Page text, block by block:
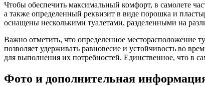
Чтобы обеспечить максимальный комфорт, в самолете
а также определенный реквизит в виде порошка и
оснащены несколькими туалетами, разделенными на
Важно отметить, что определенное месторасположение
позволяет удерживать равновесие и устойчивость во
для выполнения их потребностей. Единственное, что в
Фото и дополнительная